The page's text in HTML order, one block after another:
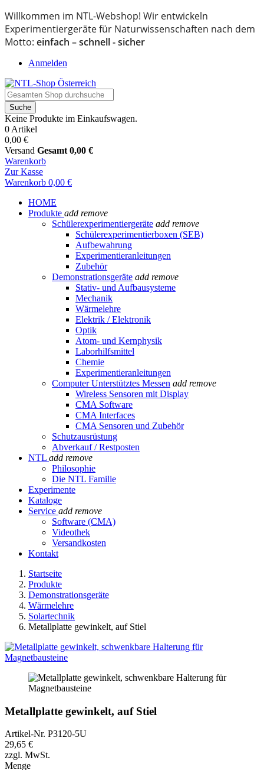
Willkommen im NTL-Webshop! Wir entwickeln
Experimentiergeräte für Naturwissenschaften nach dem
Motto: einfach – schnell - sicher
Anmelden
Suche
Keine Produkte im Einkaufswagen.
0 Artikel
0,00 €
Versand Gesamt 0,00 €
Warenkorb
Zur Kasse
Warenkorb 0,00 €
HOME
Produkte add remove
Schülerexperimentiergeräte add remove
Schülerexperimentierboxen (SEB)
Aufbewahrung
Experimentieranleitungen
Zubehör
Demonstrationsgeräte add remove
Stativ- und Aufbausysteme
Mechanik
Wärmelehre
Elektrik / Elektronik
Optik
Atom- und Kernphysik
Laborhilfsmittel
Chemie
Experimentieranleitungen
Computer Unterstütztes Messen add remove
Wireless Sensoren mit Display
CMA Software
CMA Interfaces
CMA Sensoren und Zubehör
Schutzausrüstung
Abverkauf / Restposten
NTL add remove
Philosophie
Die NTL Familie
Experimente
Kataloge
Service add remove
Software (CMA)
Videothek
Versandkosten
Kontakt
Startseite
Produkte
Demonstrationsgeräte
Wärmelehre
Solartechnik
Metallplatte gewinkelt, auf Stiel
Metallplatte gewinkelt, auf Stiel
Artikel-Nr. P3120-5U
29,65 €
zzgl. MwSt.
Menge